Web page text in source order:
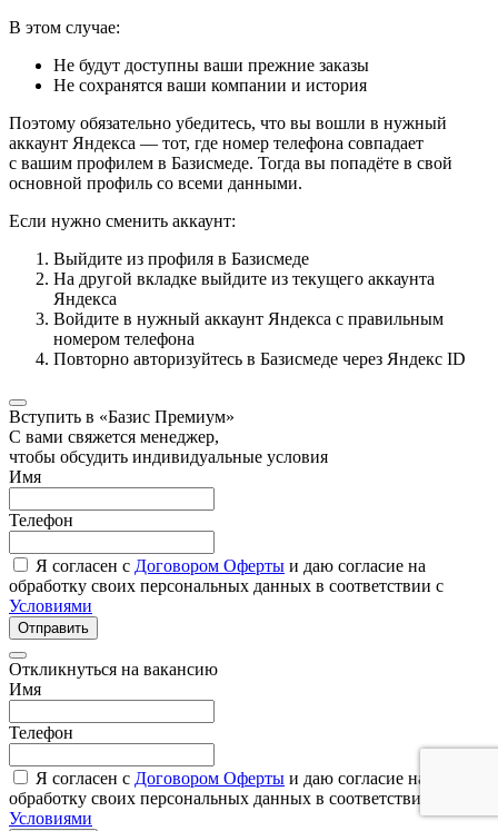
В этом случае:
Не будут доступны ваши прежние заказы
Не сохранятся ваши компании и история
Поэтому обязательно убедитесь, что вы вошли в нужный
аккаунт Яндекса — тот, где номер телефона совпадает
с вашим профилем в Базисмеде. Тогда вы попадёте в свой
основной профиль со всеми данными.
Если нужно сменить аккаунт:
Выйдите из профиля в Базисмеде
На другой вкладке выйдите из текущего аккаунта
Яндекса
Войдите в нужный аккаунт Яндекса с правильным
номером телефона
Повторно авторизуйтесь в Базисмеде через Яндекс ID
Вступить в «Базис Премиум»
С вами свяжется менеджер,
чтобы обсудить индивидуальные условия
Имя
Телефон
Я согласен с Договором Оферты и даю согласие на
обработку своих персональных данных в соответствии с
Условиями
Отправить
Откликнуться на вакансию
Имя
Телефон
Я согласен с Договором Оферты и даю согласие на
обработку своих персональных данных в соответствии с
Условиями